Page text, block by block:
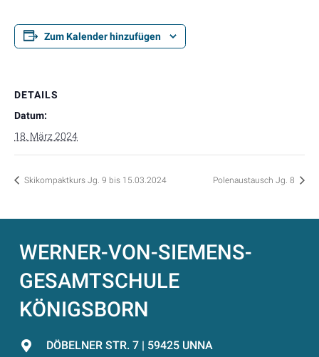
Zum Kalender hinzufügen
DETAILS
Datum:
18. März 2024
Skikompaktkurs Jg. 9 bis 15.03.2024 Polenaustausch Jg. 8
WERNER-VON-SIEMENS-
GESAMTSCHULE
KÖNIGSBORN
DÖBELNER STR. 7 | 59425 UNNA